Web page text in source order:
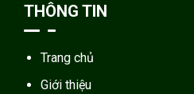
THÔNG TIN
Trang chủ
Giới thiệu